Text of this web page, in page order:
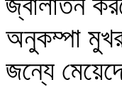
অনুকম্পা
জন্যে